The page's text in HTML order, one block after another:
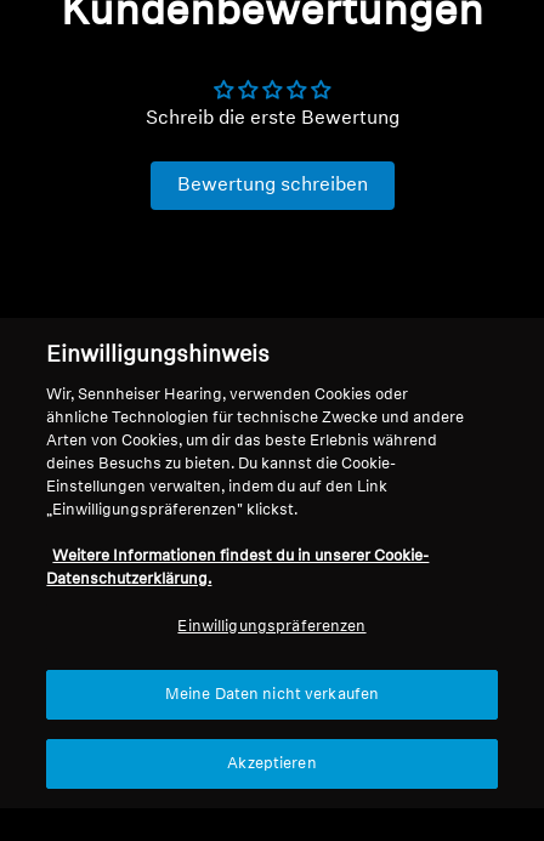
Kundenbewertungen
Schreib die erste Bewertung
Bewertung schreiben
Support
Nach oben
Impressum
Globale Datenschutzrichtlinie
Offenlegung von
Unser Unternehmen
Karriere bei Sonova
Markenbotschafter
Einwilligungshinweis
Wir, Sennheiser Hearing, verwenden Cookies oder
ähnliche Technologien für technische Zwecke und andere
Arten von Cookies, um dir das beste Erlebnis während
deines Besuchs zu bieten. Du kannst die Cookie-
Einstellungen verwalten, indem du auf den Link
„Einwilligungspräferenzen" klickst.
Weitere Informationen findest du in unserer Cookie-
Datenschutzerklärung.
Einwilligungspräferenzen
Meine Daten nicht verkaufen
Akzeptieren